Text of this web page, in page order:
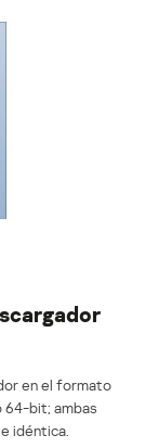
en el formato
64-bit; ambas
idéntica.